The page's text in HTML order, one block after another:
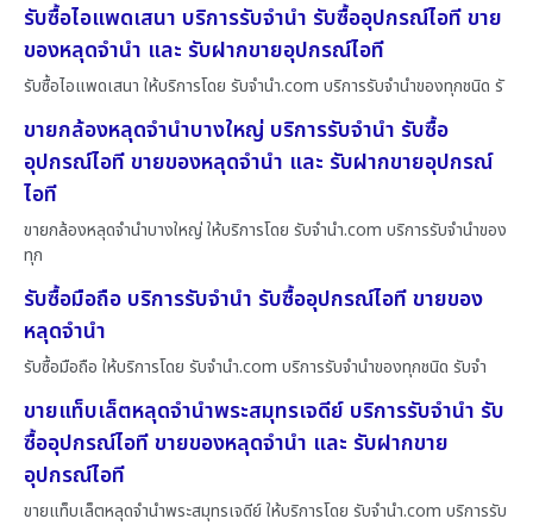
รับซื้อไอแพดเสนา บริการรับจำนำ รับซื้ออุปกรณ์ไอที ขาย
ของหลุดจำนำ และ รับฝากขายอุปกรณ์ไอที
รับซื้อไอแพดเสนา ให้บริการโดย รับจํานํา.com บริการรับจำนำของทุกชนิด รั
ขายกล้องหลุดจำนำบางใหญ่ บริการรับจำนำ รับซื้อ
อุปกรณ์ไอที ขายของหลุดจำนำ และ รับฝากขายอุปกรณ์
ไอที
ขายกล้องหลุดจำนำบางใหญ่ ให้บริการโดย รับจํานํา.com บริการรับจำนำของ
ทุก
รับซื้อมือถือ บริการรับจำนำ รับซื้ออุปกรณ์ไอที ขายของ
หลุดจำนำ
รับซื้อมือถือ ให้บริการโดย รับจํานํา.com บริการรับจำนำของทุกชนิด รับจำ
ขายแท็บเล็ตหลุดจำนำพระสมุทรเจดีย์ บริการรับจำนำ รับ
ซื้ออุปกรณ์ไอที ขายของหลุดจำนำ และ รับฝากขาย
อุปกรณ์ไอที
ขายแท็บเล็ตหลุดจำนำพระสมุทรเจดีย์ ให้บริการโดย รับจํานํา.com บริการรับ